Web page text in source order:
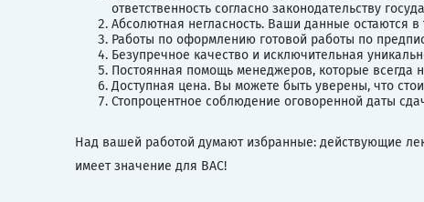
ответственность согласно законодательству
Абсолютная негласность. Ваши данные остаются
Работы по оформлению готовой работы по
Безупречное качество и исключительная
Постоянная помощь менеджеров, которые всегда
Доступная цена. Вы можете быть уверены, что
Стопроцентное соблюдение оговоренной даты
Над вашей работой думают избранные: действующие
имеет значение для ВАС!